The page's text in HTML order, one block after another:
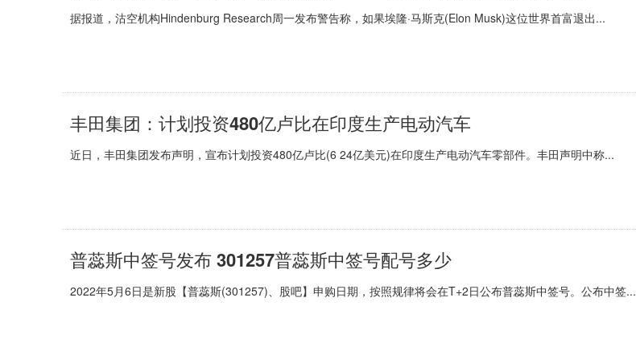
据报道，沽空机构Hindenburg Research周一发布警告称，如果埃隆·马斯克(Elon Musk)这位世界首富退出...
丰田集团：计划投资480亿卢比在印度生产电动汽车
近日，丰田集团发布声明，宣布计划投资480亿卢比(6 24亿美元)在印度生产电动汽车零部件。丰田声明中称...
普蕊斯中签号发布 301257普蕊斯中签号配号多少
2022年5月6日是新股【普蕊斯(301257)、股吧】申购日期，按照规律将会在T+2日公布普蕊斯中签号。公布中签...